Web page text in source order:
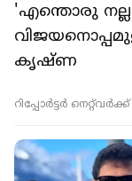
'എന്തൊരു
കൃഷ്ണ
റിപ്പോർട്ടർ നെറ്റ്‌വര്‍ക്ക്‌